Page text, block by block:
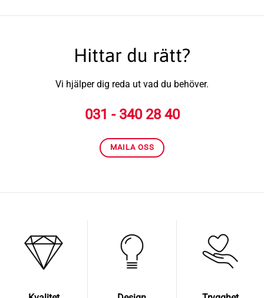
Hittar du rätt?
Vi hjälper dig reda ut vad du behöver.
031 - 340 28 40
MAILA OSS